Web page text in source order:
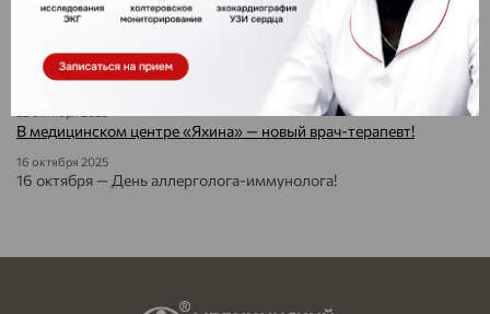
всей его красе!
29 октября — Всемирный день врача ультразвуковой
диагностики
В медицинском центре «Яхина» — новый врач-терапевт!
16 октября 2025
16 октября — День аллерголога-иммунолога!